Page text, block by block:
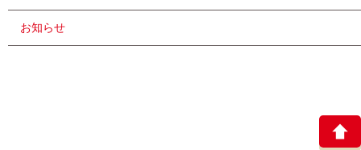
お知らせ